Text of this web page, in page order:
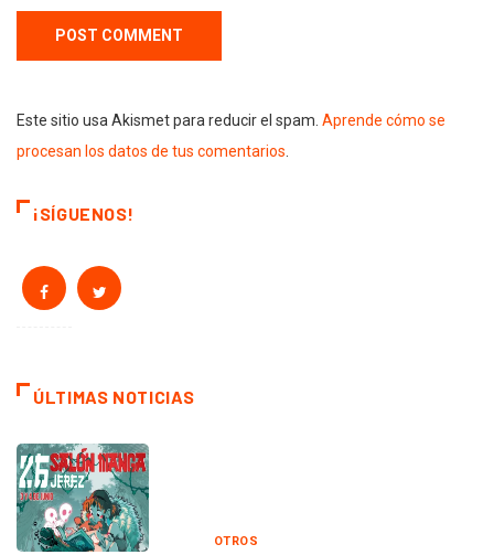
Este sitio usa Akismet para reducir el spam. Aprende cómo se
procesan los datos de tus comentarios
¡SÍGUENOS!
ÚLTIMAS NOTICIAS
OTROS